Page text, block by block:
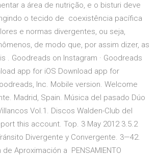
a área de nutrição, e o bisturi deve
o tecido de coexistência pacífica
e normas divergentes, ou seja,
de modo que, por assim dizer, as
. Goodreads on Instagram · Goodreads
app for iOS Download app for
Inc. Mobile version. Welcome
Madrid, Spain. Música del pasado Dúo
Vol.1. Discos Walden-Club del
this account. Top. 3 May 2012 3.5.2
Divergente y Convergente. 3—42.
Aproximación a PENSAMIENTO